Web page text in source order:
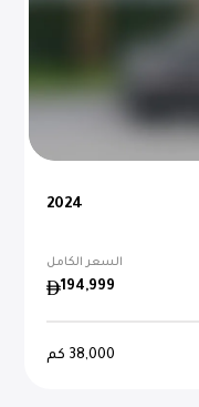
2024
السعر الكامل
194,999
38,000 كم